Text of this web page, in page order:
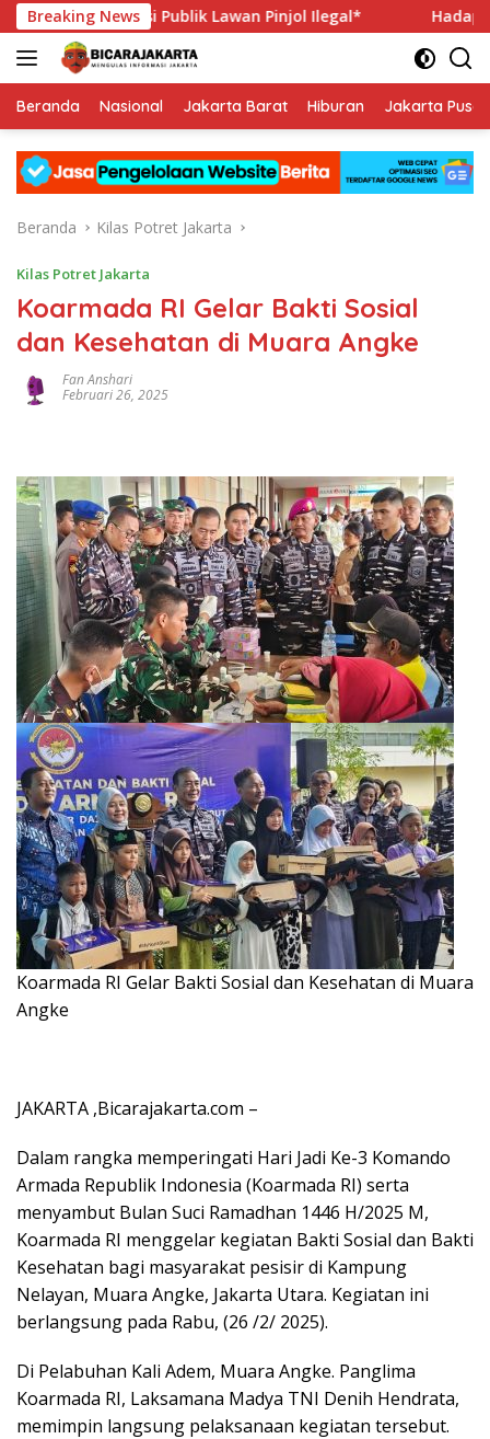
Langsung
ke
konten
Breaking News
Edukasi Publik Lawan Pinjol Ilegal* Hadapi
Beranda Nasional Jakarta Barat Hiburan Jakarta Pusat
Beranda Kilas Potret Jakarta
Kilas Potret Jakarta
Koarmada RI Gelar Bakti Sosial
dan Kesehatan di Muara Angke
Fan Anshari
Februari 26, 2025
Koarmada RI Gelar Bakti Sosial dan Kesehatan di Muara
Angke
JAKARTA ,Bicarajakarta.com –
Dalam rangka memperingati Hari Jadi Ke-3 Komando
Armada Republik Indonesia (Koarmada RI) serta
menyambut Bulan Suci Ramadhan 1446 H/2025 M,
Koarmada RI menggelar kegiatan Bakti Sosial dan Bakti
Kesehatan bagi masyarakat pesisir di Kampung
Nelayan, Muara Angke, Jakarta Utara. Kegiatan ini
berlangsung pada Rabu, (26 /2/ 2025).
Di Pelabuhan Kali Adem, Muara Angke. Panglima
Koarmada RI, Laksamana Madya TNI Denih Hendrata,
memimpin langsung pelaksanaan kegiatan tersebut.